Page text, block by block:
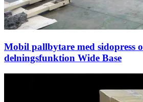
Mobil pallbytare med sidopress
delningsfunktion Wide Base